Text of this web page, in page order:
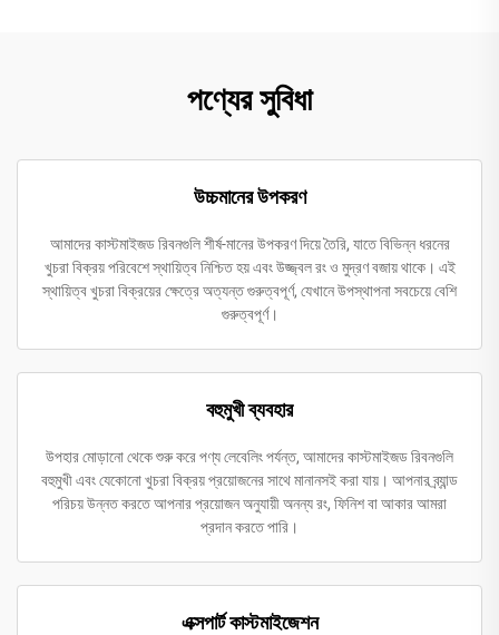
পণ্যের সুবিধা
উচ্চমানের উপকরণ
আমাদের কাস্টমাইজড রিবনগুলি শীর্ষ-মানের উপকরণ দিয়ে তৈরি, যাতে বিভিন্ন ধরনের
খুচরা বিক্রয় পরিবেশে স্থায়িত্ব নিশ্চিত হয় এবং উজ্জ্বল রং ও মুদ্রণ বজায় থাকে। এই
স্থায়িত্ব খুচরা বিক্রয়ের ক্ষেত্রে অত্যন্ত গুরুত্বপূর্ণ, যেখানে উপস্থাপনা সবচেয়ে বেশি
গুরুত্বপূর্ণ।
বহুমুখী ব্যবহার
উপহার মোড়ানো থেকে শুরু করে পণ্য লেবেলিং পর্যন্ত, আমাদের কাস্টমাইজড রিবনগুলি
বহুমুখী এবং যেকোনো খুচরা বিক্রয় প্রয়োজনের সাথে মানানসই করা যায়। আপনার ব্র্যান্ড
পরিচয় উন্নত করতে আপনার প্রয়োজন অনুযায়ী অনন্য রং, ফিনিশ বা আকার আমরা
প্রদান করতে পারি।
এক্সপার্ট কাস্টমাইজেশন